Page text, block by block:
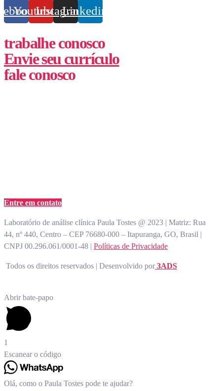
YoutubeInstagram
Linkedin
trabalhe conosco
Envie seu currículo
fale conosco
Entre em contato
Laboratório de análise clínica Paula Tostes @ 2023 | Matriz: Rua
44, nº 440, Centro – CEP 76680-000 – Itapuranga, GO, Brasil |
CNPJ 00.296.061/0001-48 | Políticas de Privacidade
Todos os direitos reservados | Desenvolvido por3ADS
Abrir bate-papo
1
Escanear o código
Olá, como o Paula Tostes pode te ajudar?